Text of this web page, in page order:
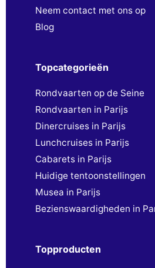
Neem contact met ons op
Blog
Topcategorieën
Rondvaarten op de Seine
Rondvaarten in Parijs
Dinercruises in Parijs
Lunchcruises in Parijs
Cabarets in Parijs
Huidige tentoonstellingen
Musea in Parijs
Bezienswaardigheden in
Topproducten